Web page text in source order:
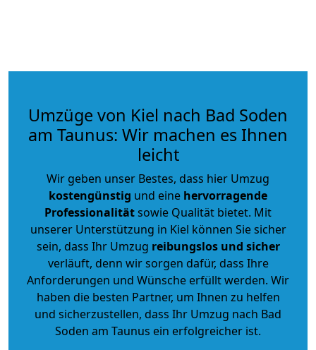
Umzüge von Kiel nach Bad Soden
am Taunus: Wir machen es Ihnen
leicht
Wir geben unser Bestes, dass hier Umzug
kostengünstig und eine hervorragende
Professionalitätsowie Qualität bietet. Mit
unserer Unterstützung in Kiel können Sie sicher
sein, dass Ihr Umzug reibungslos und sicher
verläuft, denn wir sorgen dafür, dass Ihre
Anforderungen und Wünsche erfüllt werden. Wir
haben die besten Partner, um Ihnen zu helfen
und sicherzustellen, dass Ihr Umzug nach Bad
Soden am Taunus ein erfolgreicher ist.